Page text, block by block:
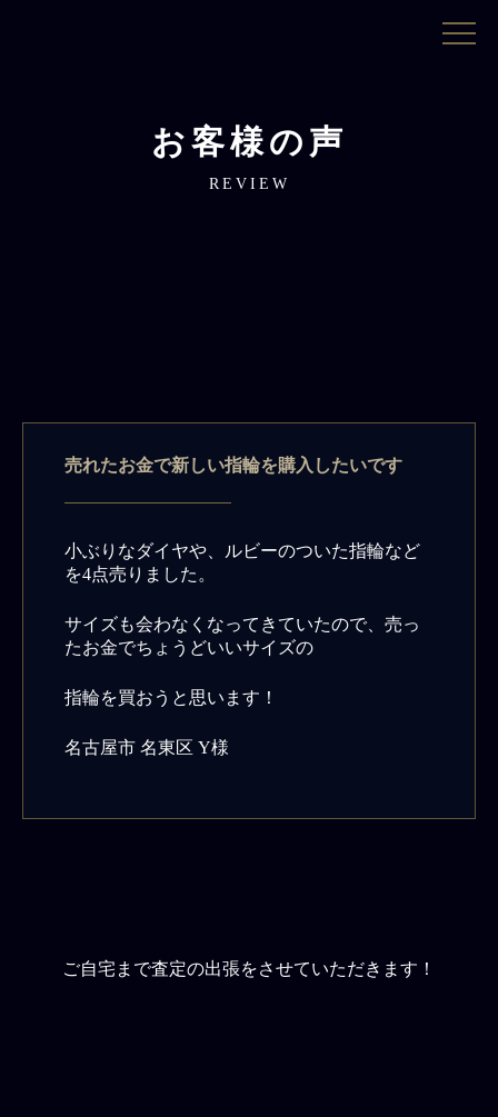
お客様の声
REVIEW
売れたお金で新しい指輪を購入したいです
小ぶりなダイヤや、ルビーのついた指輪など
を4点売りました。
サイズも会わなくなってきていたので、売っ
たお金でちょうどいいサイズの
指輪を買おうと思います！
名古屋市 名東区 Y様
ご自宅まで査定の出張をさせていただきます！